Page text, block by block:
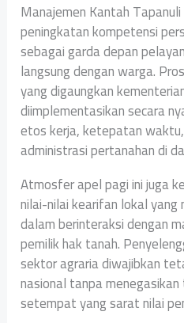
Manajemen Kantah
peningkatan kompetensi
sebagai garda depan
langsung dengan warga.
yang digaungkan
diimplementasikan secara
etos kerja, ketepatan
administrasi pertanahan di
Atmosfer apel pagi ini juga
nilai-nilai kearifan lokal yang
dalam berinteraksi dengan
pemilik hak tanah.
sektor agraria diwajibkan
nasional tanpa
setempat yang sarat nilai